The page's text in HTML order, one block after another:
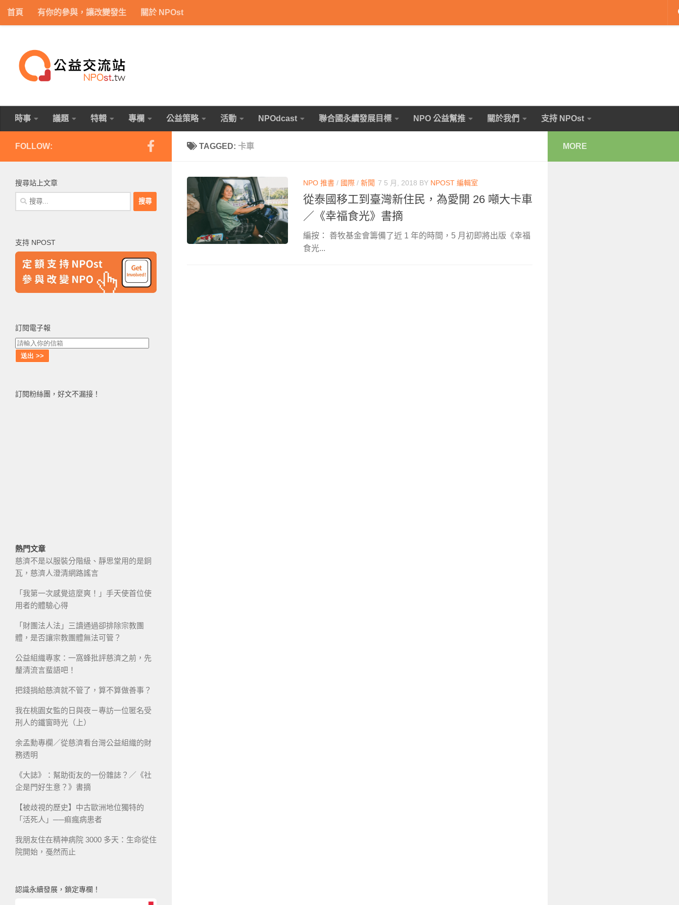
Skip to content
首頁 有你的參與，讓改變發生 關於 NPOst
時事 議題 特輯 專欄 公益策略 活動 NPOdcast 聯合國永續發展目標 NPO 公益幫推 關於我們 支持 NPOst
TAGGED: 卡車
NPO 推書 / 國際 / 新聞 7 5 月, 2018 BY NPOST 編輯室
從泰國移工到臺灣新住民，為愛開 26 噸大卡車
／《幸福食光》書摘
編按： 善牧基金會籌備了近 1 年的時間，5 月初即將出版《幸福
食光...
FOLLOW:
搜尋站上文章
搜
尋
字:
支持 NPOST
訂閱電子報
訂閱粉絲團，好文不漏接！
熱門文章
慈濟不是以服裝分階級、靜思堂用的是銅
瓦，慈濟人澄清網路謠言
「我第一次感覺這麼爽！」手天使首位使
用者的體驗心得
「財團法人法」三讀通過卻排除宗教團
體，是否讓宗教團體無法可管？
公益組織專家：一窩蜂批評慈濟之前，先
釐清流言蜚語吧！
把錢捐給慈濟就不管了，算不算做善事？
我在桃園女監的日與夜－專訪一位匿名受
刑人的鐵窗時光（上）
余孟勳專欄／從慈濟看台灣公益組織的財
務透明
《大誌》：幫助街友的一份雜誌？／《社
企是門好生意？》書摘
【被歧視的歷史】中古歐洲地位獨特的
「活死人」──痲瘋病患者
我朋友住在精神病院 3000 多天：生命從住
院開始，戞然而止
認識永續發展，鎖定專欄！
MORE